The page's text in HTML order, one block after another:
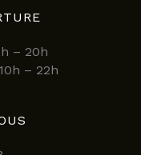
– 20h
– 22h